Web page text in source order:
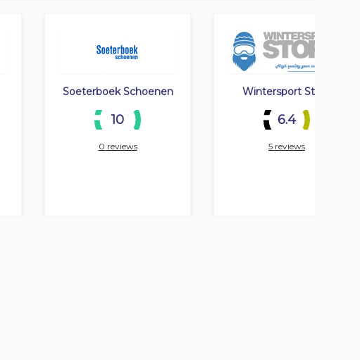
Soeterboek Schoenen
10
0 reviews
Wintersport Store
6.4
5 reviews